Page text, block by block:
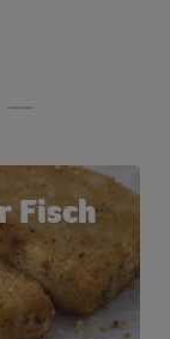
Fisch